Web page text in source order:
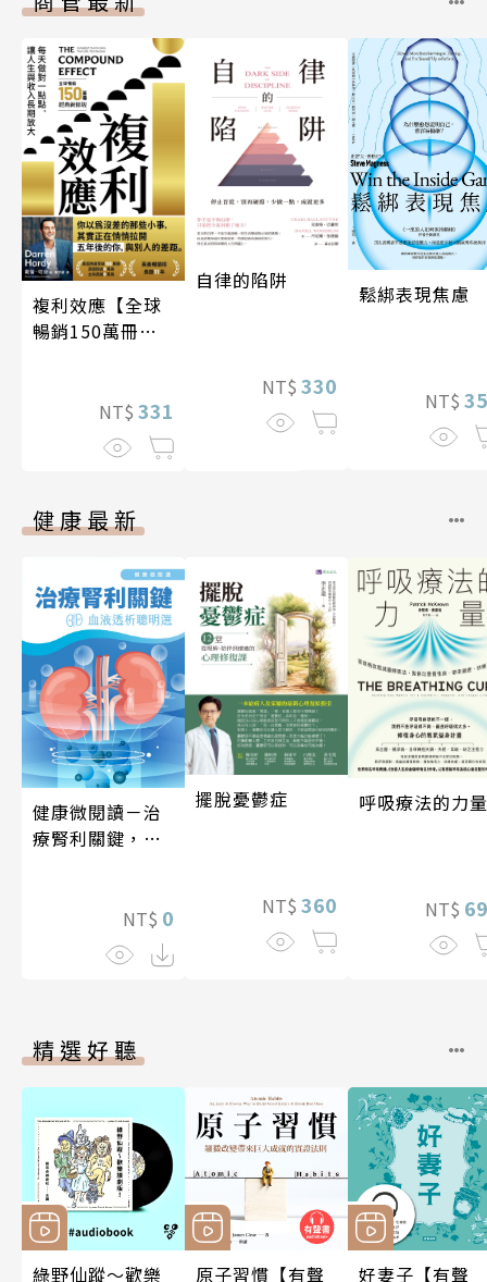
複利效應【全球
暢銷150萬冊・
NT$ 331
自律的陷阱
NT$ 330
鬆綁表現焦慮
NT$
健康最新
健康微閱讀－治
療腎利關鍵，血
NT$ 0
擺脫憂鬱症
NT$ 360
呼吸療法的力量
NT$
精選好聽
綠野仙蹤～歡樂
原子習慣【有聲
好妻子【有聲